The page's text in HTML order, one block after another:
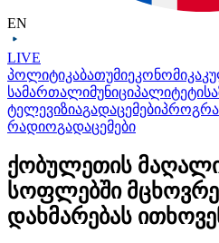
EN
LIVE
პოლიტიკაბათუმიეკონომიკა
სამართალიმუნიციპალიტეტი
ტელევიზიაგადაცემები
რადიოგადაცემები
ქობულეთის
სოფლებში
დახმარებას